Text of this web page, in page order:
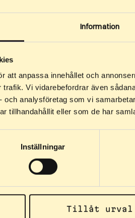
Information
att anpassa innehållet och
Vi vidarebefordrar även
och analysföretag som vi
tillhandahållit eller som de har
Inställningar
Tillåt urval
tāpēc produkti ir jānosūta labi
summu, kas atbilst vērtības
dēļ un kuru plombu jūs esat
piemēram, īpaši pielāgotām
pielāgots jums vai kuram ir izteikts
nepārprotami piekritis bez
un apstiprināta, atmaksa tiks